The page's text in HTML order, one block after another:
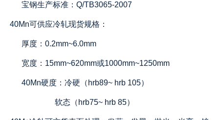
宝钢生产标准：Q/TB3065-2007
40Mn可供应冷轧现货规格：
厚度：0.2mm~6.0mm
宽度：15mm~620mm或1000mm~1250mm
40Mn硬度：冷硬（hrb89~ hrb 105）
软态（hrb75~ hrb 85）